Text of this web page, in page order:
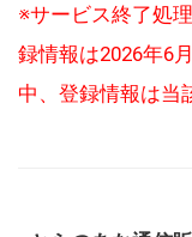
※サービス終了処
録情報は2026年6
中、登録情報は当